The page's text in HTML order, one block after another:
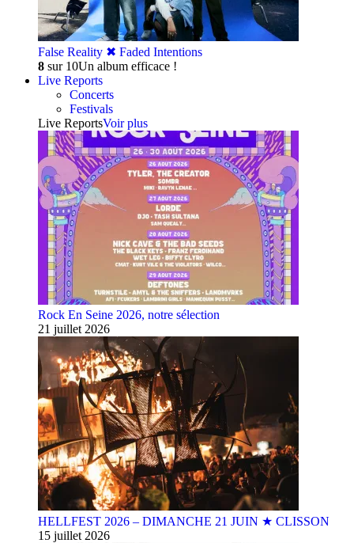
False Reality ✖︎ Faded Intentions
8 sur 10Un album efficace !
Live Reports
Concerts
Festivals
Live ReportsVoir plus
Rock En Seine 2026, notre sélection
21 juillet 2026
HELLFEST 2026 – DIMANCHE 21 JUIN ★ CLISSON
15 juillet 2026